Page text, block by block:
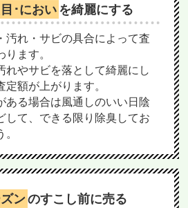
･におい を綺麗にする
汚れ・サビの具合によって査
ます。
れやサビを落として綺麗にし
定額が上がります。
ある場合は風通しのいい日陰
して、できる限り除臭してお
ンのすこし前に売る